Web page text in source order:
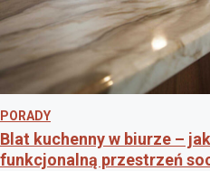
PORADY
Blat kuchenny w biurze –
funkcjonalną przestrzeń